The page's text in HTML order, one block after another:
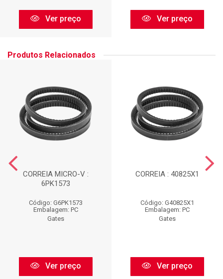
Ver preço Ver preço
Produtos Relacionados
CORREIA MICRO-V :
6PK1573
Código: G6PK1573
Embalagem: PC
Gates
Ver preço
CORREIA : 40825X1
Código: G40825X1
Embalagem: PC
Gates
Ver preço